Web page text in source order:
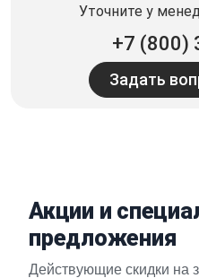
Уточните у
+7 (800)
Задать
Акции и
предложения
Действующие скидки на